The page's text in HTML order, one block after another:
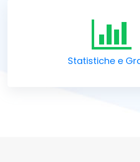
Statistiche e